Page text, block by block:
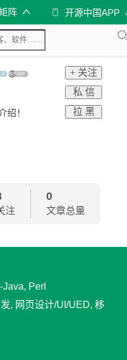
阵 开源中国APP
绍！
+ 关注
私 信
拉 黑
注
0
文章总量
Perl
, 网页设计/UI/UED, 移